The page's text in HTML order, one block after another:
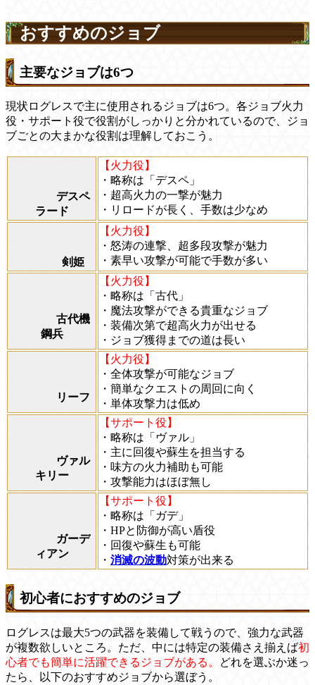
おすすめのジョブ
主要なジョブは6つ
現状ログレスで主に使用されるジョブは6つ。各ジョブ火力
役・サポート役で役割がしっかりと分かれているので、ジョ
ブごとの大まかな役割は理解しておこう。
デスペ
ラード
【火力役】
・略称は「デスペ」
・超高火力の一撃が魅力
・リロードが長く、手数は少なめ
剣姫
【火力役】
・怒涛の連撃、超多段攻撃が魅力
・素早い攻撃が可能で手数が多い
古代機
鋼兵
【火力役】
・略称は「古代」
・魔法攻撃ができる貴重なジョブ
・装備次第で超高火力が出せる
・ジョブ獲得までの道は長い
リーフ
【火力役】
・全体攻撃が可能なジョブ
・簡単なクエストの周回に向く
・単体攻撃力は低め
ヴァル
キリー
【サポート役】
・略称は「ヴァル」
・主に回復や蘇生を担当する
・味方の火力補助も可能
・攻撃能力はほぼ無し
ガーデ
ィアン
【サポート役】
・略称は「ガデ」
・HPと防御が高い盾役
・回復や蘇生も可能
・ 消滅の波動対策が出来る
初心者におすすめのジョブ
ログレスは最大5つの武器を装備して戦うので、強力な武器
が複数欲しいところ。ただ、中には特定の装備さえ揃えば初
心者でも簡単に活躍できるジョブがある。
どれを選ぶか迷っ
たら、以下のおすすめジョブから選ぼう。